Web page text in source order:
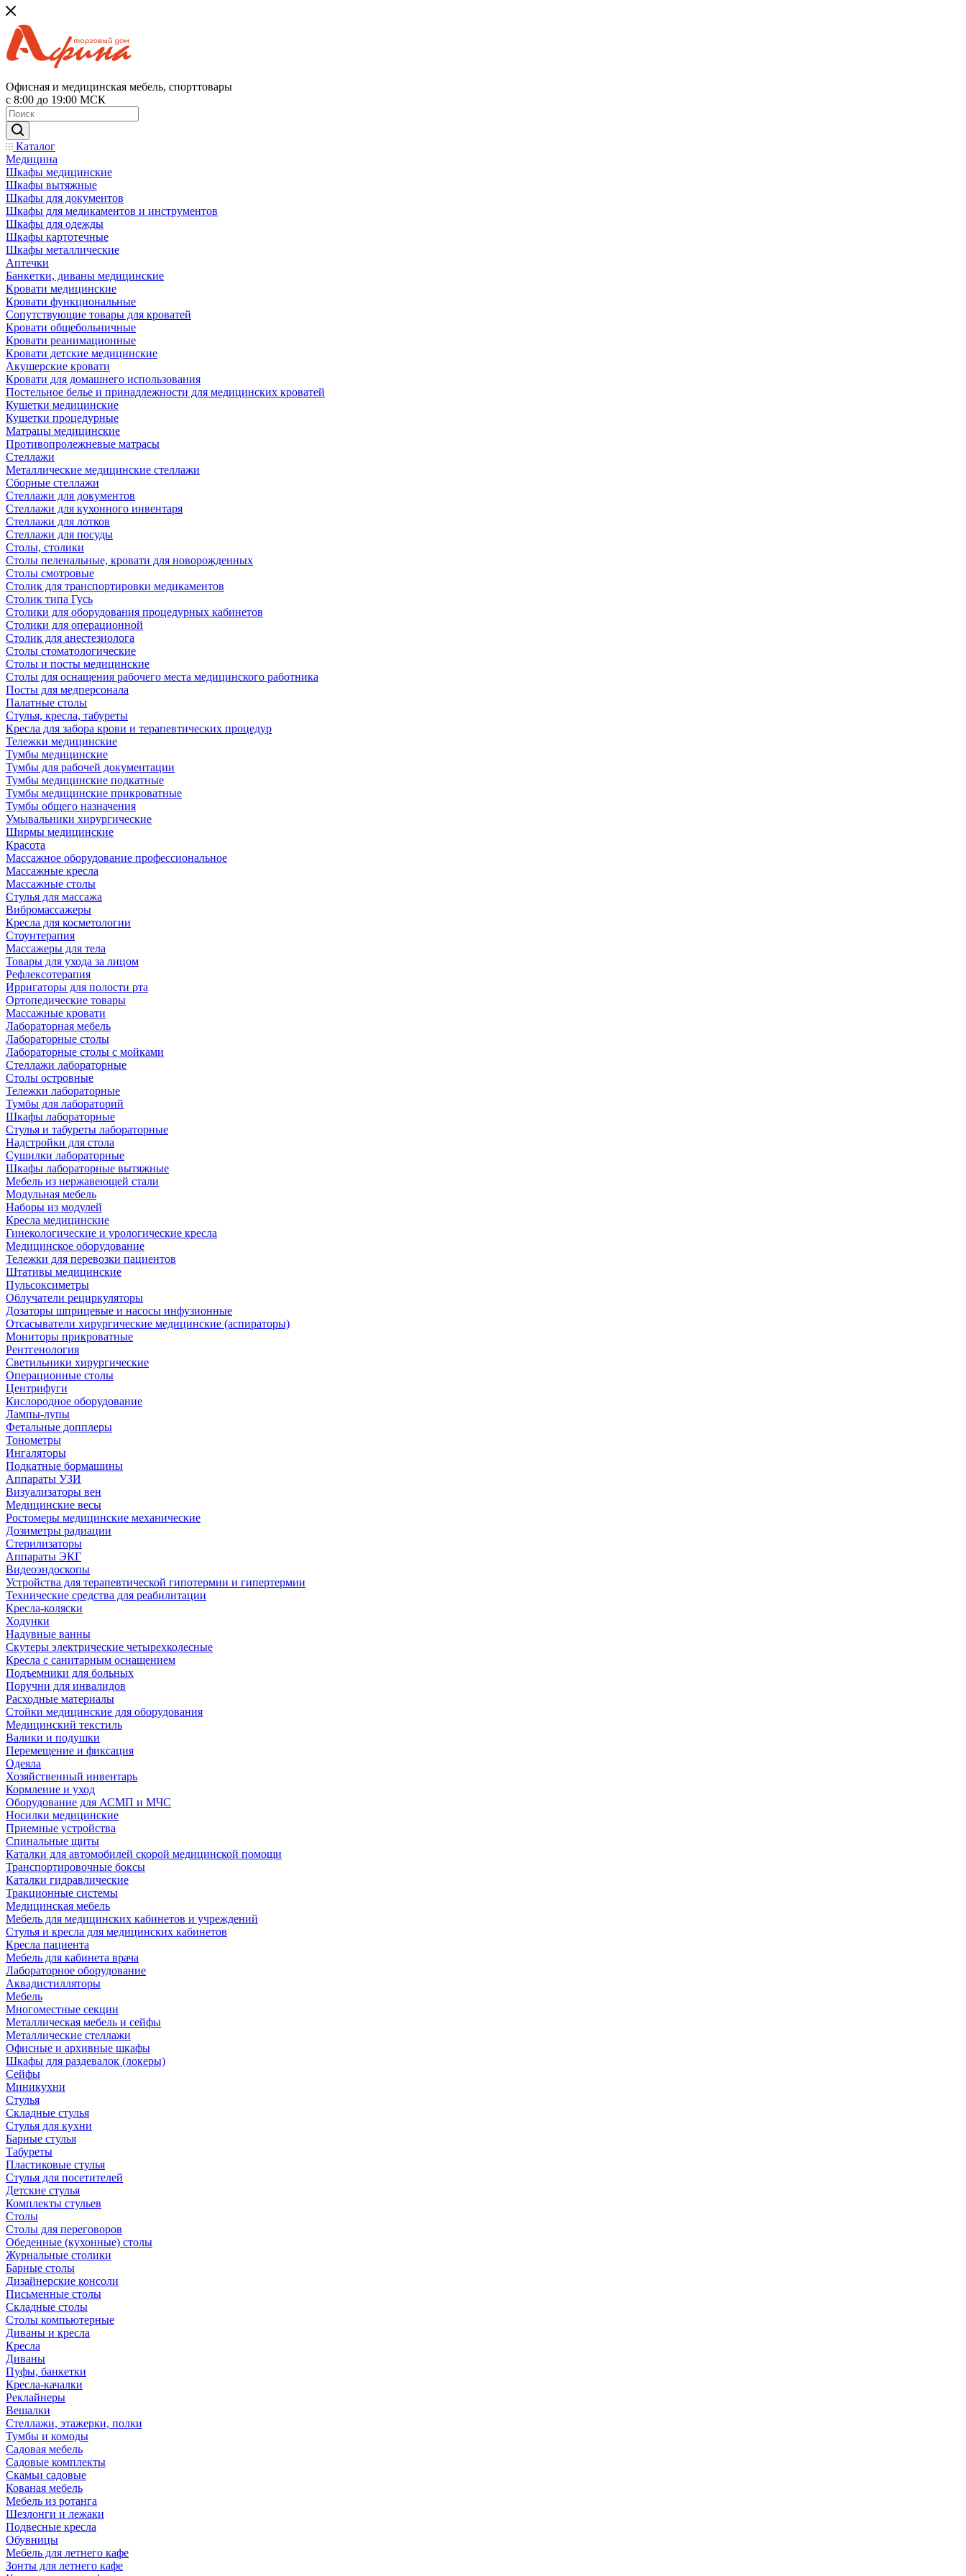
Офисная и медицинская мебель, спорттовары
с 8:00 до 19:00 МСК
Каталог
Медицина
Шкафы медицинские
Шкафы вытяжные
Шкафы для документов
Шкафы для медикаментов и инструментов
Шкафы для одежды
Шкафы картотечные
Шкафы металлические
Аптечки
Банкетки, диваны медицинские
Кровати медицинские
Кровати функциональные
Сопутствующие товары для кроватей
Кровати общебольничные
Кровати реанимационные
Кровати детские медицинские
Акушерские кровати
Кровати для домашнего использования
Постельное белье и принадлежности для медицинских кроватей
Кушетки медицинские
Кушетки процедурные
Матрацы медицинские
Противопролежневые матрасы
Стеллажи
Металлические медицинские стеллажи
Сборные стеллажи
Стеллажи для документов
Стеллажи для кухонного инвентаря
Стеллажи для лотков
Стеллажи для посуды
Столы, столики
Столы пеленальные, кровати для новорожденных
Столы смотровые
Столик для транспортировки медикаментов
Столик типа Гусь
Столики для оборудования процедурных кабинетов
Столики для операционной
Столик для анестезиолога
Столы стоматологические
Столы и посты медицинские
Столы для оснащения рабочего места медицинского работника
Посты для медперсонала
Палатные столы
Стулья, кресла, табуреты
Кресла для забора крови и терапевтических процедур
Тележки медицинские
Тумбы медицинские
Тумбы для рабочей документации
Тумбы медицинские подкатные
Тумбы медицинские прикроватные
Тумбы общего назначения
Умывальники хирургические
Ширмы медицинские
Красота
Массажное оборудование профессиональное
Массажные кресла
Массажные столы
Стулья для массажа
Вибромассажеры
Кресла для косметологии
Стоунтерапия
Массажеры для тела
Товары для ухода за лицом
Рефлексотерапия
Ирригаторы для полости рта
Ортопедические товары
Массажные кровати
Лабораторная мебель
Лабораторные столы
Лабораторные столы с мойками
Стеллажи лабораторные
Столы островные
Тележки лабораторные
Тумбы для лабораторий
Шкафы лабораторные
Стулья и табуреты лабораторные
Надстройки для стола
Сушилки лабораторные
Шкафы лабораторные вытяжные
Мебель из нержавеющей стали
Модульная мебель
Наборы из модулей
Кресла медицинские
Гинекологические и урологические кресла
Медицинское оборудование
Тележки для перевозки пациентов
Штативы медицинские
Пульсоксиметры
Облучатели рециркуляторы
Дозаторы шприцевые и насосы инфузионные
Отсасыватели хирургические медицинские (аспираторы)
Мониторы прикроватные
Рентгенология
Светильники хирургические
Операционные столы
Центрифуги
Кислородное оборудование
Лампы-лупы
Фетальные допплеры
Тонометры
Ингаляторы
Подкатные бормашины
Аппараты УЗИ
Визуализаторы вен
Медицинские весы
Ростомеры медицинские механические
Дозиметры радиации
Стерилизаторы
Аппараты ЭКГ
Видеоэндоскопы
Устройства для терапевтической гипотермии и гипертермии
Технические средства для реабилитации
Кресла-коляски
Ходунки
Надувные ванны
Скутеры электрические четырехколесные
Кресла с санитарным оснащением
Подъемники для больных
Поручни для инвалидов
Расходные материалы
Стойки медицинские для оборудования
Медицинский текстиль
Валики и подушки
Перемещение и фиксация
Одеяла
Хозяйственный инвентарь
Кормление и уход
Оборудование для АСМП и МЧС
Носилки медицинские
Приемные устройства
Спинальные щиты
Каталки для автомобилей скорой медицинской помощи
Транспортировочные боксы
Каталки гидравлические
Тракционные системы
Медицинская мебель
Мебель для медицинских кабинетов и учреждений
Стулья и кресла для медицинских кабинетов
Кресла пациента
Мебель для кабинета врача
Лабораторное оборудование
Аквадистилляторы
Мебель
Многоместные секции
Металлическая мебель и сейфы
Металлические стеллажи
Офисные и архивные шкафы
Шкафы для раздевалок (локеры)
Сейфы
Миникухни
Стулья
Складные стулья
Стулья для кухни
Барные стулья
Табуреты
Пластиковые стулья
Стулья для посетителей
Детские стулья
Комплекты стульев
Столы
Столы для переговоров
Обеденные (кухонные) столы
Журнальные столики
Барные столы
Дизайнерские консоли
Письменные столы
Складные столы
Столы компьютерные
Диваны и кресла
Кресла
Диваны
Пуфы, банкетки
Кресла-качалки
Реклайнеры
Вешалки
Стеллажи, этажерки, полки
Тумбы и комоды
Садовая мебель
Садовые комплекты
Скамьи садовые
Кованая мебель
Мебель из ротанга
Шезлонги и лежаки
Подвесные кресла
Обувницы
Мебель для летнего кафе
Зонты для летнего кафе